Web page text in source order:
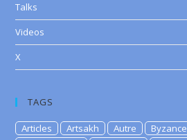
Talks
Videos
X
TAGS
Articles Artsakh Autre Byzance